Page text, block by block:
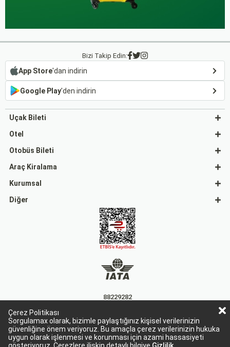
Çerez Politikası
Sorgulamax olarak, bizimle paylaştığınız kişisel verilerinizin
güvenliğine önem veriyoruz. Bu amaçla çerez verilerinizin hukuka
uygun olarak işlenmesi ve korunması için azami hassasiyeti
Bizi Takip Edin:
App Store'dan indirin
Google Play'den indirin
Uçak Bileti
Otel
Otobüs Bileti
Araç Kiralama
Kurumsal
Diğer
88229282
15863